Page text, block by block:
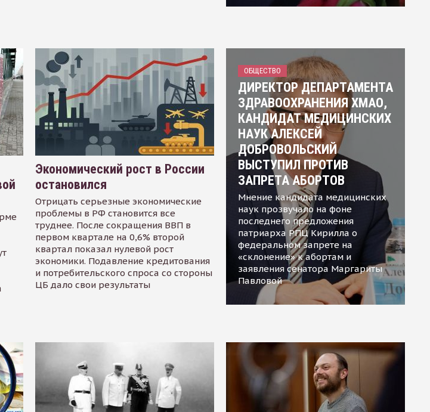
Экономический рост в России
остановился
Отрицать серьезные экономические
проблемы в РФ становится все
труднее. После сокращения ВВП в
первом квартале на 0,6% второй
квартал показал нулевой рост
экономики. Подавление кредитования
и потребительского спроса со стороны
ЦБ дало свои результаты
ОБЩЕСТВО
ДИРЕКТОР ДЕПАРТАМЕНТА
ЗДРАВООХРАНЕНИЯ ХМАО,
КАНДИДАТ МЕДИЦИНСКИХ
НАУК АЛЕКСЕЙ
ДОБРОВОЛЬСКИЙ
ВЫСТУПИЛ ПРОТИВ
ЗАПРЕТА АБОРТОВ
Мнение кандидата медицинских
наук прозвучало на фоне
последнего предложения
патриарха РПЦ Кирилла о
федеральном запрете на
«склонение» к абортам и
заявления сенатора Маргариты
Павловой